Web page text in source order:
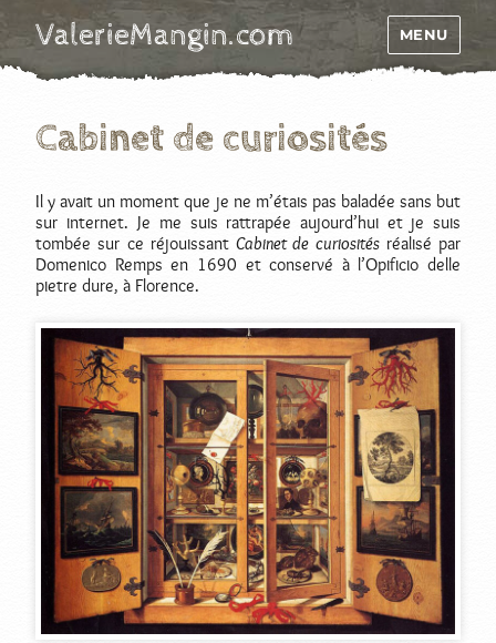
ValerieMangin.com MENU
Cabinet de curiosités
Il y avait un moment que je ne m’étais pas baladée sans but
sur internet. Je me suis rattrapée aujourd’hui et je suis
tombée sur ce réjouissant Cabinet de curiositésréalisé par
Domenico Remps en 1690 et conservé à l’Opificio delle
pietre dure, à Florence.